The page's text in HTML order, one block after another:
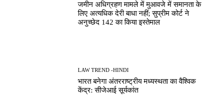
जमीन अधिग्रहण मामले में मुआवजे में समानता के
लिए अत्यधिक देरी बाधा नहीं; सुप्रीम कोर्ट ने
अनुच्छेद 142 का किया इस्तेमाल
LAW TREND -HINDI
भारत बनेगा अंतरराष्ट्रीय मध्यस्थता का वैश्विक
केंद्र: सीजेआई सूर्यकांत